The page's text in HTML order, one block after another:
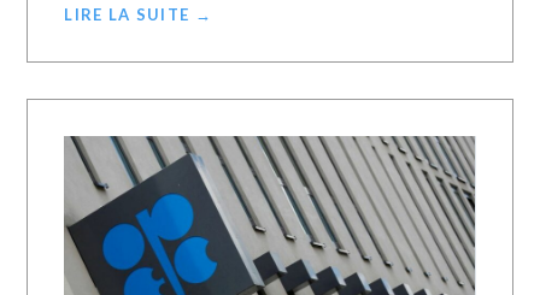
LIRE LA SUITE →